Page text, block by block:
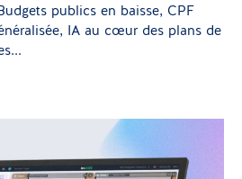
publics en baisse, CPF
IA au cœur des plans de